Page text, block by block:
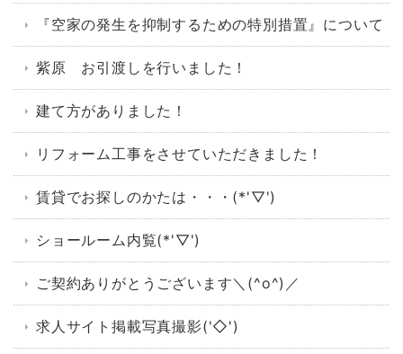
『空家の発生を抑制するための特別措置』について
紫原 お引渡しを行いました！
建て方がありました！
リフォーム工事をさせていただきました！
賃貸でお探しのかたは・・・(*'▽')
ショールーム内覧(*'▽')
ご契約ありがとうございます＼(^o^)／
求人サイト掲載写真撮影('◇')ゞ